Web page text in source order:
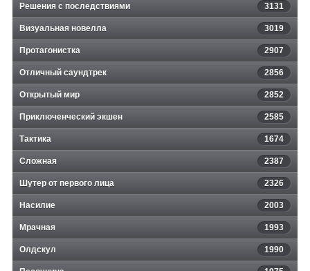
Решения с последствиями 3131
Визуальная новелла 3019
Протагонистка 2907
Отличный саундтрек 2856
Открытый мир 2852
Приключенческий экшен 2585
Тактика 1674
Сложная 2387
Шутер от первого лица 2326
Насилие 2003
Мрачная 1993
Олдскул 1990